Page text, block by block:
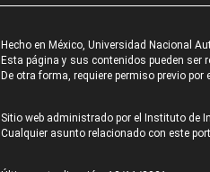
Hecho en México, Universidad Nacional
Esta página y sus contenidos pueden ser
De otra forma, requiere permiso previo
Sitio web administrado por el Instituto de
Cualquier asunto relacionado con este